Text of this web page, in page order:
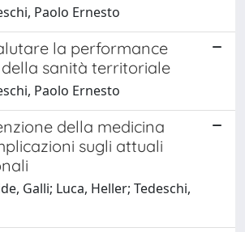
Paolo Ernesto
la performance
della sanità territoriale
Paolo Ernesto
della medicina
sugli attuali
Galli; Luca, Heller; Tedeschi,